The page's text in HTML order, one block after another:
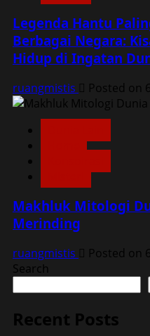
Legenda Hantu
Berbagai Negara:
Hidup di Ingatan
ruangmistis Posted on
Makhluk Mitologi
Merinding
ruangmistis
Posted on
Search
Recent Posts